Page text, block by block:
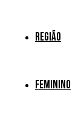
Região
Feminino